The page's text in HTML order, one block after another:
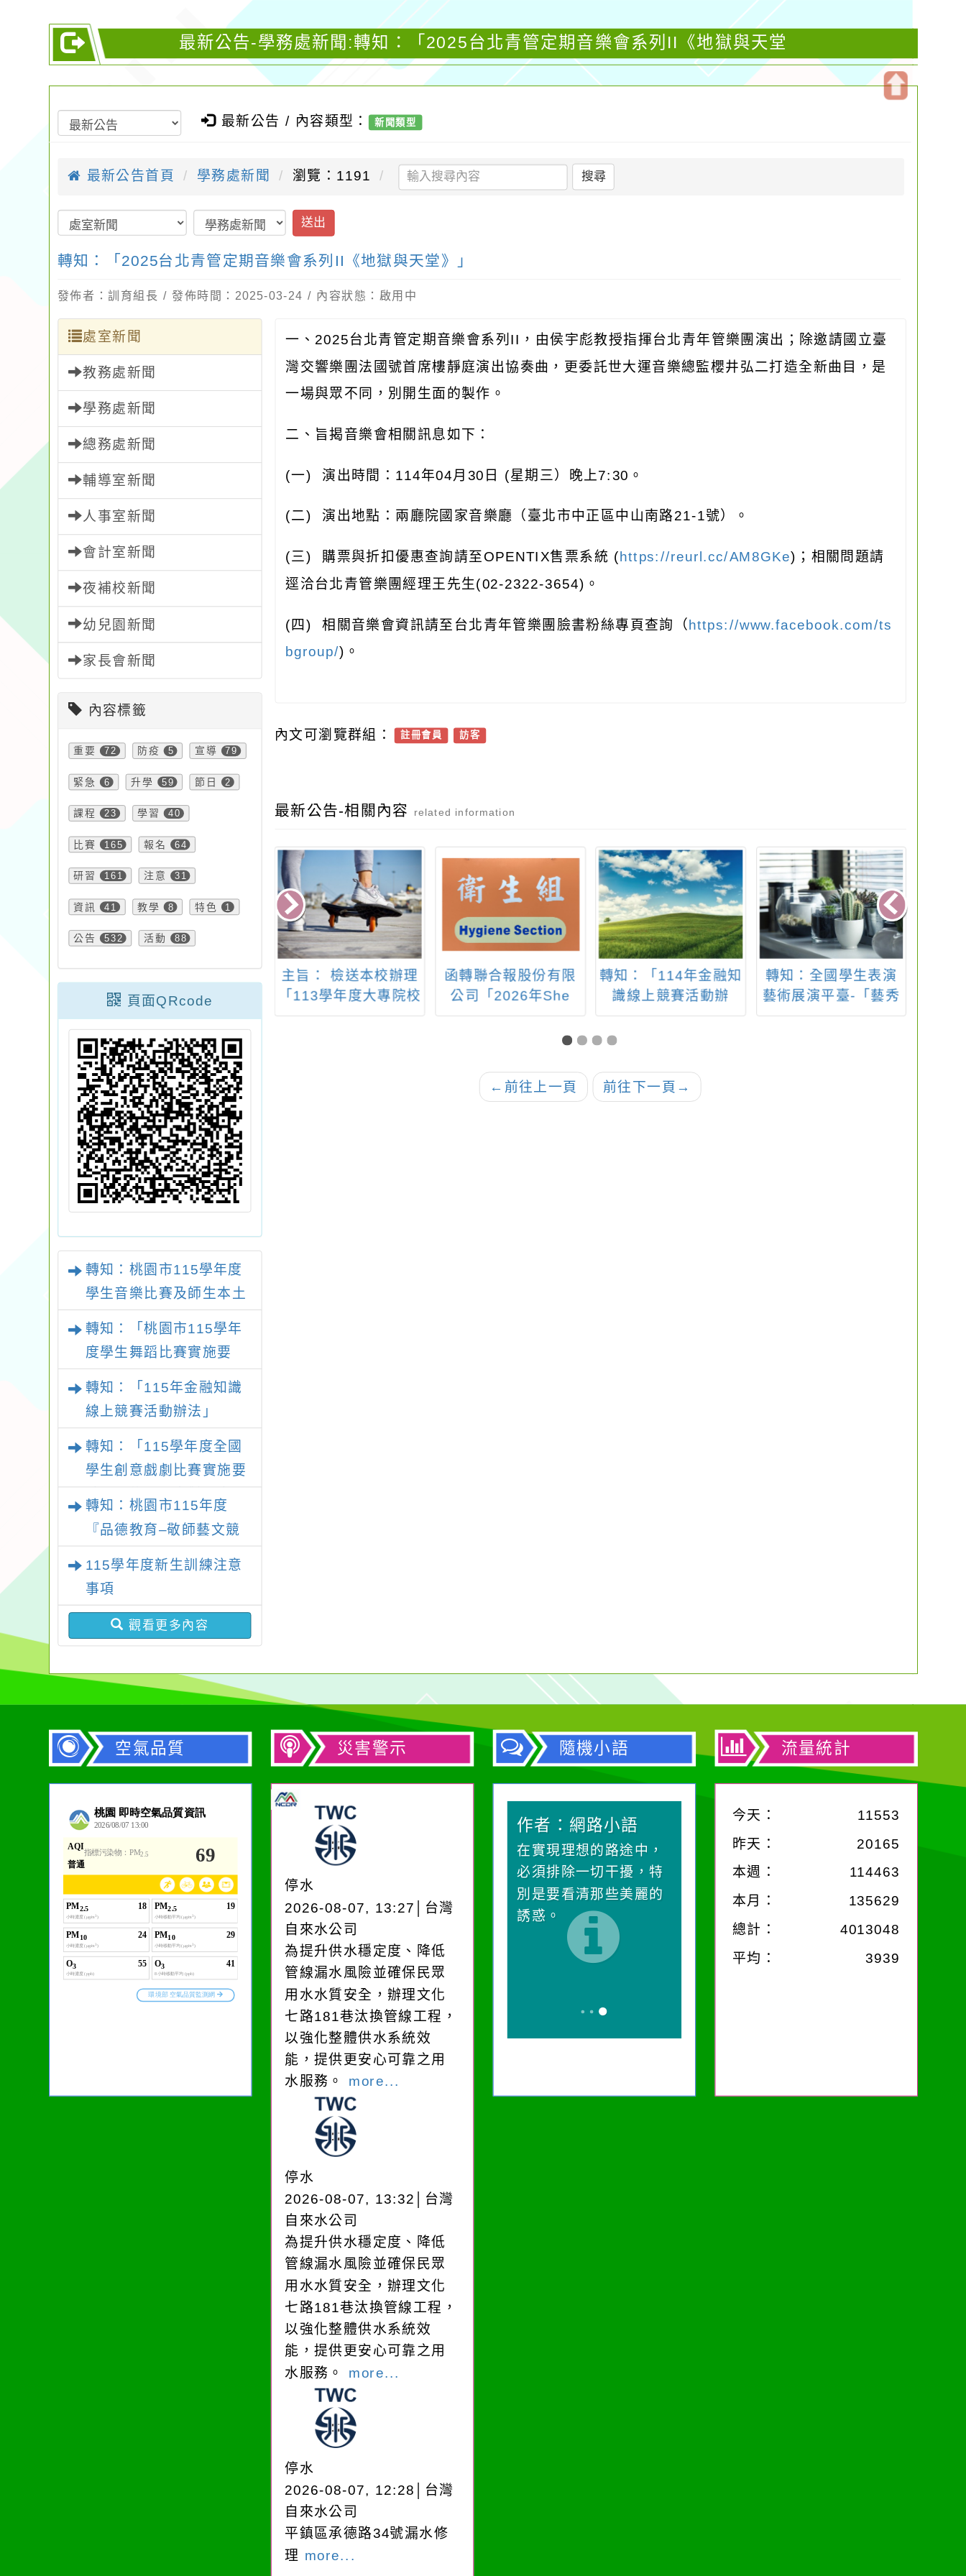
最新公告-學務處新聞:轉知：「2025台北青管定期音樂會系列II《地獄與天堂
最新公告 / 內容類型： 新聞類型
最新公告首頁 學務處新聞 瀏覽：1191 搜尋
送出
轉知：「2025台北青管定期音樂會系列II《地獄與天堂》」
發佈者：訓育組長 / 發佈時間：2025-03-24 / 內容狀態：啟用中
處室新聞
教務處新聞
學務處新聞
總務處新聞
輔導室新聞
人事室新聞
會計室新聞
夜補校新聞
幼兒園新聞
家長會新聞
內容標籤
重要 72 防疫 5 宣導 79
緊急 6 升學 59 節日 2
課程 23 學習 40
比賽 165 報名 64
研習 161 注意 31
資訊 41 教學 8 特色 1
公告 532 活動 88
頁面QRcode
轉知：桃園市115學年度
學生音樂比賽及師生本土
轉知：「桃園市115學年
度學生舞蹈比賽實施要
轉知：「115年金融知識
線上競賽活動辦法」
轉知：「115學年度全國
學生創意戲劇比賽實施要
轉知：桃園市115年度
『品德教育–敬師藝文競
115學年度新生訓練注意
事項
觀看更多內容
一、 2025台北青管定期音樂會系列 II ，由侯宇彪教授指揮台北青年管樂團演出；除邀請國立臺
灣交響樂團法國號首席樓靜庭演出協奏曲，更委託世大運音樂總監櫻井弘二打造全新曲目，是
一場與眾不同，別開生面的製作。
二、旨揭音樂會相關訊息如下：
(一) 演出時間： 114年04月 30 日 (星期三）晚上7:30 。
(二) 演出地點：兩廳院國家音樂廳（臺北市中正區中山南路21-1號）。
(三) 購票與折扣優惠查詢請至 OPENTIX售票系統 ( https://reurl.cc/AM8GKe) ；相關問題請
逕洽台北青管樂團經理王先生(02-2322-3654) 。
( 四 )相關音樂會資訊請至台北青年管樂團臉書粉絲專頁查詢（https://www.facebook.com/ts
bgroup/) 。
內文可瀏覽群組： 註冊會員 訪客
最新公告-相關內容 related information
華民國115年全民運動
會」競賽規程1份
主旨： 檢送本校辦理
「113學年度大專院校
函轉聯合報股份有限
公司「2026年She
校園公益專案」實施
與體育領域教師視教
學需求參與
轉知：「114年金融知
識線上競賽活動辦
轉知：全國學生表演
藝術展演平臺-「藝秀
← 前往上一頁 前往下一頁 →
空氣品質 災害警示
停水
2026-08-07, 13:27│台灣
自來水公司
為提升供水穩定度、降低
管線漏水風險並確保民眾
用水水質安全，辦理文化
七路181巷汰換管線工程，
以強化整體供水系統效
能，提供更安心可靠之用
水服務。 more...
停水
2026-08-07, 13:32│台灣
自來水公司
為提升供水穩定度、降低
管線漏水風險並確保民眾
用水水質安全，辦理文化
七路181巷汰換管線工程，
以強化整體供水系統效
能，提供更安心可靠之用
水服務。 more...
停水
2026-08-07, 12:28│台灣
自來水公司
平鎮區承德路34號漏水修
理 more...
隨機小語
一杯清水因滴入一滴污
水而變污濁，一杯污水
卻不會因一滴清水的存
在而變清澈。
作者：網路小語
生活是一面鏡子。你對
作者：網路小語
在實現理想的路途中，
必須排除一切干擾，特
別是要看清那些美麗的
誘惑。
流量統計
今天： 11553
昨天：
20165
本週：
114463
本月：
135629
總計：
4013048
平均： 3939